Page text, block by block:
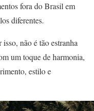
fora do Brasil em
diferentes.
não é tão estranha
um toque de harmonia,
estilo e